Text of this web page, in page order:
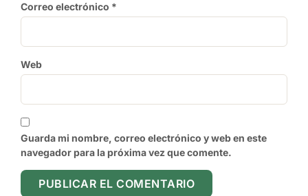
Correo electrónico *
Web
Guarda mi nombre, correo electrónico y web en este
navegador para la próxima vez que comente.